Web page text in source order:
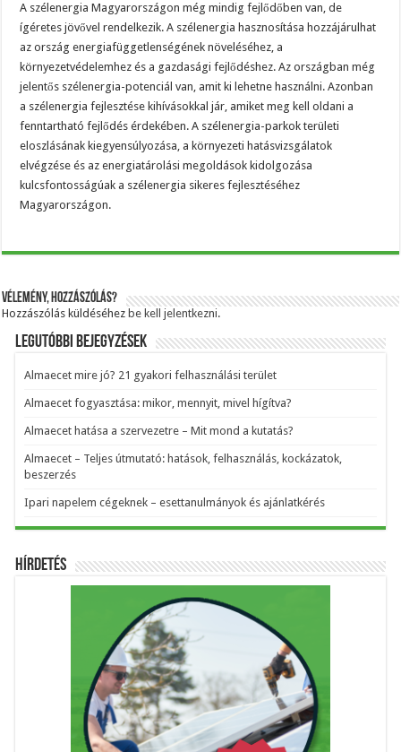
A szélenergia Magyarországon még mindig fejlődőben van, de
ígéretes jövővel rendelkezik. A szélenergia hasznosítása hozzájárulhat
az ország energiafüggetlenségének növeléséhez, a
környezetvédelemhez és a gazdasági fejlődéshez. Az országban még
jelentős szélenergia-potenciál van, amit ki lehetne használni. Azonban
a szélenergia fejlesztése kihívásokkal jár, amiket meg kell oldani a
fenntartható fejlődés érdekében. A szélenergia-parkok területi
eloszlásának kiegyensúlyozása, a környezeti hatásvizsgálatok
elvégzése és az energiatárolási megoldások kidolgozása
kulcsfontosságúak a szélenergia sikeres fejlesztéséhez
Magyarországon.
Vélemény, hozzászólás?
Hozzászólás küldéséhez be kell jelentkezni.
Legutóbbi bejegyzések
Almaecet mire jó? 21 gyakori felhasználási terület
Almaecet fogyasztása: mikor, mennyit, mivel hígítva?
Almaecet hatása a szervezetre – Mit mond a kutatás?
Almaecet – Teljes útmutató: hatások, felhasználás, kockázatok,
beszerzés
Ipari napelem cégeknek – esettanulmányok és ajánlatkérés
Hírdetés